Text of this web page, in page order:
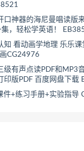
口神器的海尼曼唱读版
，轻松学英语！
知 看动画学地理 乐乐课
CG24976
级有声点读PDF和MP3
印版PDF 百度网盘下载
件+练习手册+实验指导